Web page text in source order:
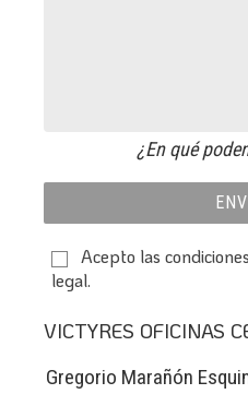
¿En qué
Acepto las
legal.
VICTYRES OFICINAS
Gregorio Marañón